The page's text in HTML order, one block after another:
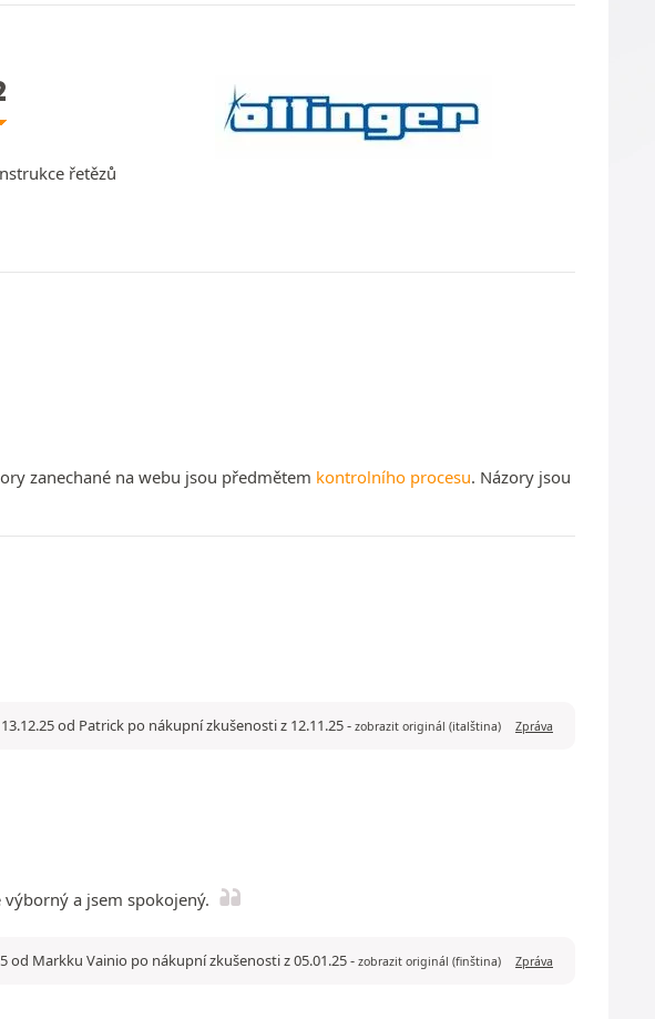
řetězů
zanechané na webu jsou předmětem kontrolního procesu. Názory jsou
od Patrick po nákupní zkušenosti z 12.11.25- zobrazit originál (italština) Zpráva
a jsem spokojený.
od Markku Vainio po nákupní zkušenosti z 05.01.25- zobrazit originál (finština) Zpráva